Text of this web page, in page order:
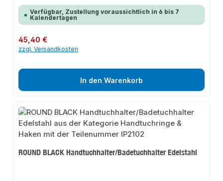
Verfügbar, Zustellung voraussichtlich in 6 bis 7
Kalendertagen
Regulärer Preis:
45,40 €
zzgl. Versandkosten
In den Warenkorb
ROUND BLACK Handtuchhalter/Badetuchhalter Edelstahl